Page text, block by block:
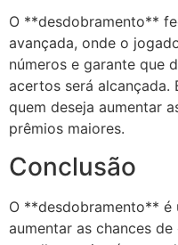
O **desdobramento**
avançada, onde o
números e garante que
acertos será alcançada.
quem deseja aumentar
prêmios maiores.
Conclusão
O **desdobramento** é
aumentar as chances